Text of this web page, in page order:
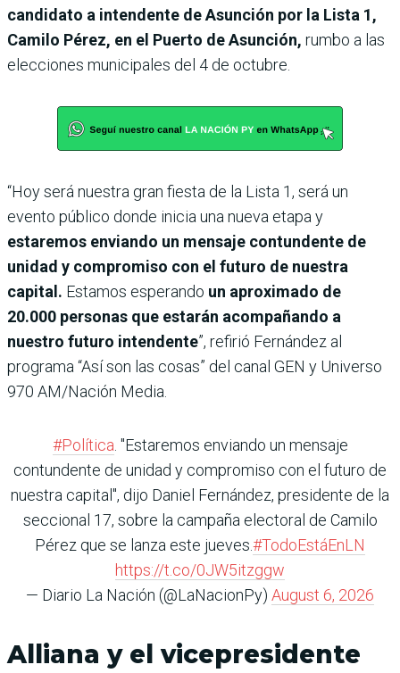
candidato a intendente de Asunción por la Lista 1,
Camilo Pérez, en el Puerto de Asunción, rumbo a las
elecciones municipales del 4 de octubre.
“Hoy será nuestra gran fiesta de la Lista 1, será un
evento público donde inicia una nueva etapa y
estaremos enviando un mensaje contundente de
unidad y compromiso con el futuro de nuestra
capital. Estamos esperando un aproximado de
20.000 personas que estarán acompañando a
nuestro futuro intendente”, refirió Fernández al
programa “Así son las cosas” del canal GEN y Universo
970 AM/Nación Media.
#Política . "Estaremos enviando un mensaje
contundente de unidad y compromiso con el futuro de
nuestra capital", dijo Daniel Fernández, presidente de la
seccional 17, sobre la campaña electoral de Camilo
Pérez que se lanza este jueves.#TodoEstáEnLN
https://t.co/0JW5itzggw
— Diario La Nación (@LaNacionPy) August 6, 2026
Alliana y el vicepresidente